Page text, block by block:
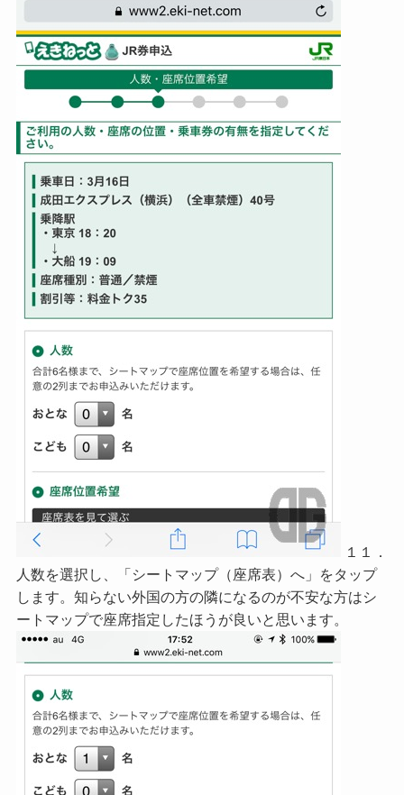
１１．
人数を選択し、「シートマップ（座席表）へ」をタップ
します。知らない外国の方の隣になるのが不安な方はシ
ートマップで座席指定したほうが良いと思います。